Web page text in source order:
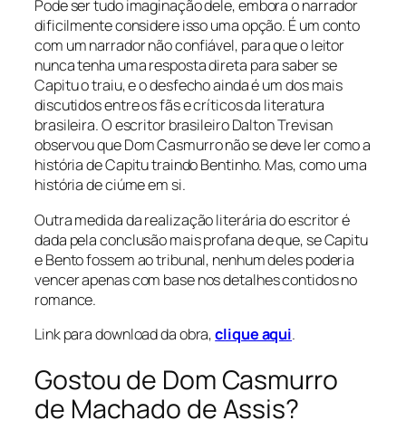
Pode ser tudo imaginação dele, embora o narrador
dificilmente considere isso uma opção. É um conto
com um narrador não confiável, para que o leitor
nunca tenha uma resposta direta para saber se
Capitu o traiu, e o desfecho ainda é um dos mais
discutidos entre os fãs e críticos da literatura
brasileira. O escritor brasileiro Dalton Trevisan
observou que Dom Casmurro não se deve ler como a
história de Capitu traindo Bentinho. Mas, como uma
história de ciúme em si.
Outra medida da realização literária do escritor é
dada pela conclusão mais profana de que, se Capitu
e Bento fossem ao tribunal, nenhum deles poderia
vencer apenas com base nos detalhes contidos no
romance.
Link para download da obra,clique aqui.
Gostou de Dom Casmurro
de Machado de Assis?